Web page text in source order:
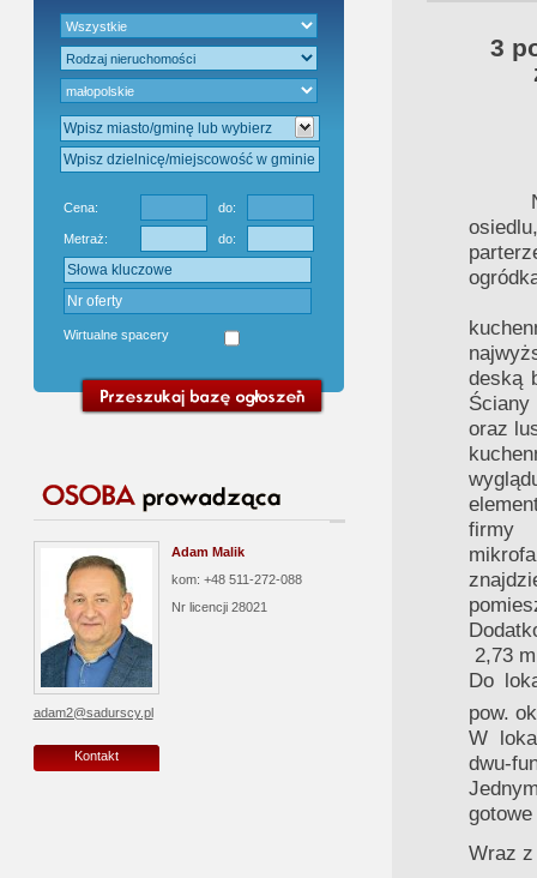
Cena: do:
Metraż: do:
Wirtualne spacery
Adam Malik
kom: +48 511-272-088
Nr licencji 28021
adam2@sadurscy.pl
Kontakt
3
deską
oraz
firmy
2,73
Do
pow.
W
dwu-
Wraz